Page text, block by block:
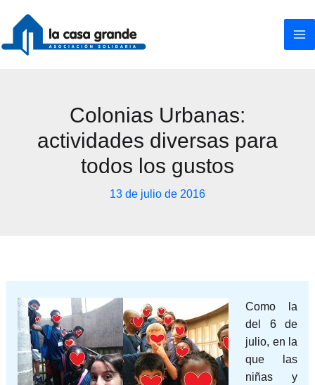
contenido
Colonias Urbanas:
actividades diversas para
todos los gustos
13 de julio de 2016
Como la
del 6 de
julio, en la
que las
niñas y